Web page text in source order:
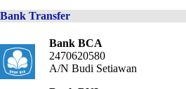
Bank Transfer
Bank BCA
2470620580
A/N Budi Setiawan